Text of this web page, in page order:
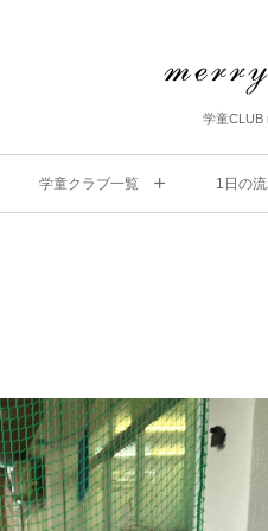
学童CLUB
学童クラブ一覧 1⽇の